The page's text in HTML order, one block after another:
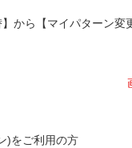
から【マイパターン
)をご利用の方